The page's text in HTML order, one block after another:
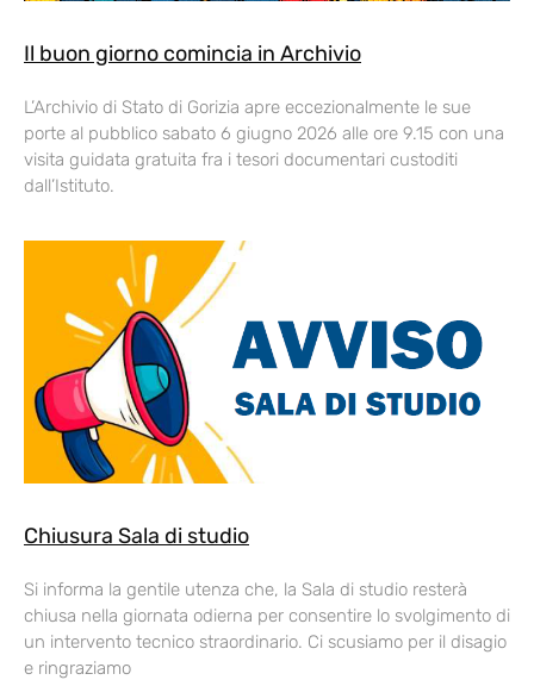
Il buon giorno comincia in Archivio
L’Archivio di Stato di Gorizia apre eccezionalmente le sue
porte al pubblico sabato 6 giugno 2026 alle ore 9.15 con una
visita guidata gratuita fra i tesori documentari custoditi
dall’Istituto.
Chiusura Sala di studio
Si informa la gentile utenza che, la Sala di studio resterà
chiusa nella giornata odierna per consentire lo svolgimento di
un intervento tecnico straordinario. Ci scusiamo per il disagio
e ringraziamo